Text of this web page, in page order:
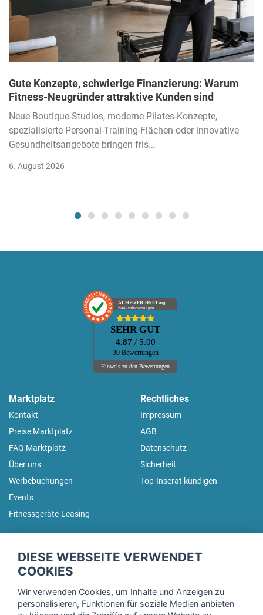
Gute Konzepte, schwierige Finanzierung: Warum
Fitness-Neugründer attraktive Kunden sind
Neue Boutique-Studios, moderne Pilates-Konzepte,
spezialisierte Personal-Training-Flächen oder innovative
Gesundheitsangebote bringen fris...
6. August 2026
AUSGEZEICHNET.org
Kundenbewertungen
SEHR GUT
4.87 / 5.00
30 Bewertungen
Hinweis zu den Bewertungen
Marktplatz
Kontakt
Preise Marktplatz
FAQ Marktplatz
Über uns
Werbebuchungen
Events
Fitnessgeräte-Leasing
Rechtliches
Impressum
AGB
Datenschutz
Sicherheit
Top-Inserat kündigen
Trage dich hier für unseren Newsletter ein und erhalte regelmäßig
DIESE WEBSEITE VERWENDET
COOKIES
Wir verwenden Cookies, um Inhalte und Anzeigen zu
personalisieren, Funktionen für soziale Medien anbieten